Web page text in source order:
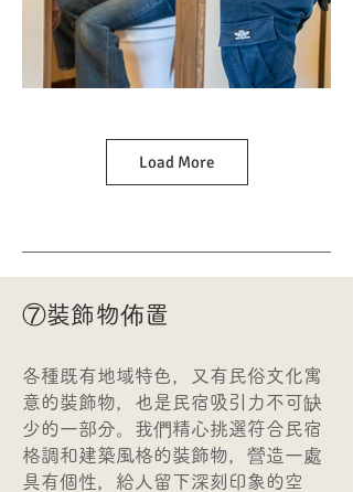
Load More
⑦裝飾物佈置
各種既有地域特色，又有民俗文化寓
意的裝飾物，也是民宿吸引力不可缺
少的一部分。我們精心挑選符合民宿
格調和建築風格的裝飾物，營造一處
具有個性，給人留下深刻印象的空